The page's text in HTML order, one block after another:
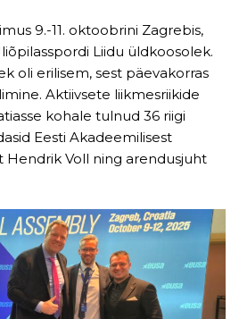
9.-11. oktoobrini Zagrebis,
Liidu üldkoosolek.
oli erilisem, sest päevakorras
Aktiivsete liikmesriikide
kohale tulnud 36 riigi
Eesti Akadeemilisest
Hendrik Voll ning arendusjuht